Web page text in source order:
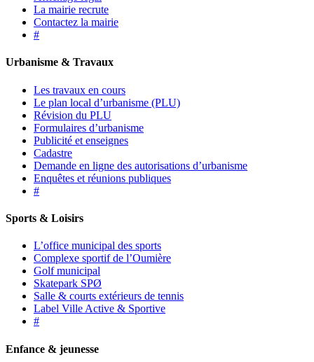
La mairie recrute
Contactez la mairie
#
Urbanisme & Travaux
Les travaux en cours
Le plan local d’urbanisme (PLU)
Révision du PLU
Formulaires d’urbanisme
Publicité et enseignes
Cadastre
Demande en ligne des autorisations d’urbanisme
Enquêtes et réunions publiques
#
Sports & Loisirs
L’office municipal des sports
Complexe sportif de l’Oumière
Golf municipal
Skatepark SPØ
Salle & courts extérieurs de tennis
Label Ville Active & Sportive
#
Enfance & jeunesse